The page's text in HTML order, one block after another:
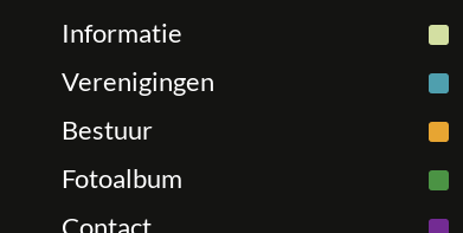
Informatie
Verenigingen
Bestuur
Fotoalbum
Contact